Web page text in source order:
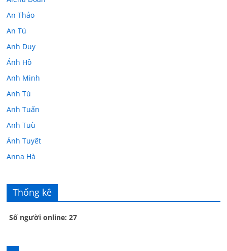
An Thảo
An Tú
Anh Duy
Ánh Hồ
Anh Minh
Anh Tú
Anh Tuấn
Anh Tuù
Ánh Tuyết
Anna Hà
Âu Tú Vân
Bác sĩ Hoa
Bác sĩ Stephen Mak
Thống kê
Số người online: 27